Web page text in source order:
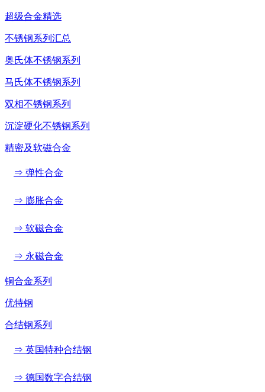
超级合金精选
不锈钢系列汇总
奥氏体不锈钢系列
马氏体不锈钢系列
双相不锈钢系列
沉淀硬化不锈钢系列
精密及软磁合金
⇒ 弹性合金
⇒ 膨胀合金
⇒ 软磁合金
⇒ 永磁合金
铜合金系列
优特钢
合结钢系列
⇒ 英国特种合结钢
⇒ 德国数字合结钢